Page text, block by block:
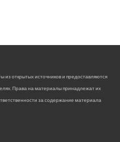
из открытых источников и предоставляются
Права на материалы принадлежат их
за содержание материала